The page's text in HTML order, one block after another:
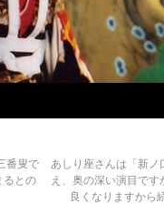
番叟で
るとの
あしり座さんは「新
え、奥の深い演目で
良くなりますから